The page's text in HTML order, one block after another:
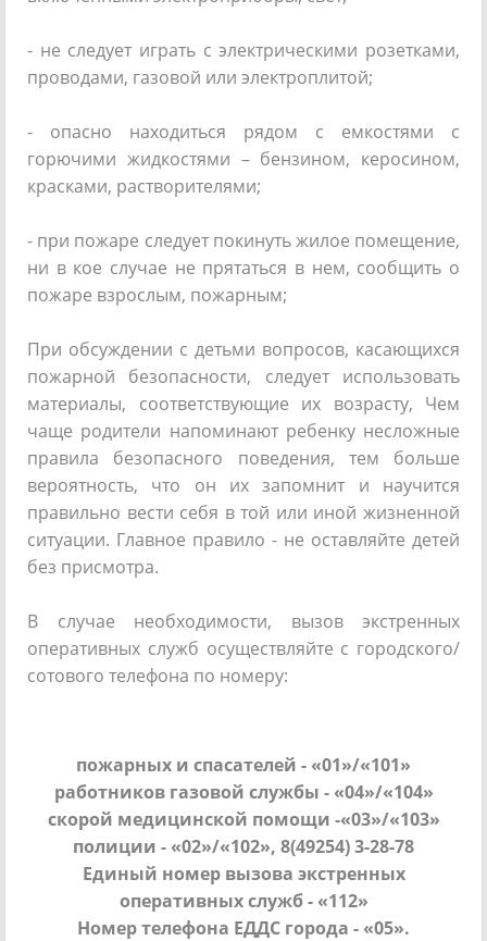
- не следует играть с электрическими розетками,
проводами, газовой или электроплитой;
- опасно находиться рядом с емкостями с
горючими жидкостями – бензином, керосином,
красками, растворителями;
- при пожаре следует покинуть жилое помещение,
ни в кое случае не прятаться в нем, сообщить о
пожаре взрослым, пожарным;
При обсуждении с детьми вопросов, касающихся
пожарной безопасности, следует использовать
материалы, соответствующие их возрасту, Чем
чаще родители напоминают ребенку несложные
правила безопасного поведения, тем больше
вероятность, что он их запомнит и научится
правильно вести себя в той или иной жизненной
ситуации. Главное правило - не оставляйте детей
без присмотра.
В случае необходимости, вызов экстренных
оперативных служб осуществляйте с городского/
сотового телефона по номеру:
пожарных и спасателей - «01»/«101»
работников газовой службы - «04»/«104»
скорой медицинской помощи -«03»/«103»
полиции - «02»/«102», 8(49254) 3-28-78
Единый номер вызова экстренных
оперативных служб - «112»
Номер телефона ЕДДС города - «05».